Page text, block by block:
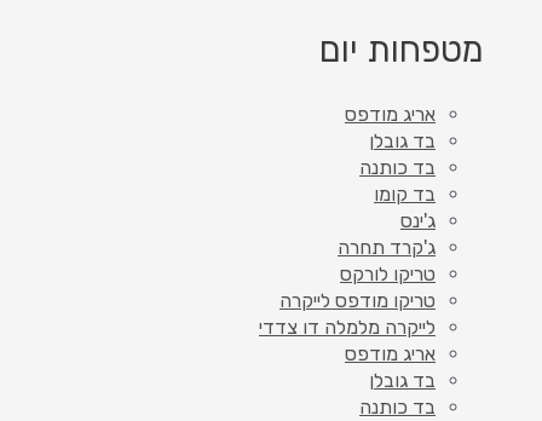
מטפחות יום
אריג מודפס
בד גובלן
בד כותנה
בד קומו
ג'ינס
ג'קרד תחרה
טריקו לורקס
טריקו מודפס לייקרה
לייקרה מלמלה דו צדדי
אריג מודפס
בד גובלן
בד כותנה